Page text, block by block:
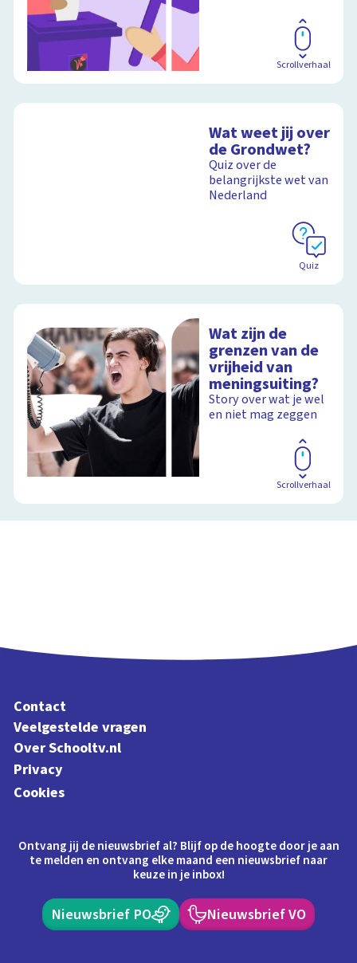
Scrollverhaal
Wat weet jij over
de Grondwet?
Quiz over de
belangrijkste wet van
Nederland
Quiz
Wat zijn de
grenzen van de
vrijheid van
meningsuiting?
Story over wat je wel
en niet mag zeggen
Scrollverhaal
Contact
Veelgestelde vragen
Over Schooltv.nl
Privacy
Cookies
Ontvang jij de nieuwsbrief al? Blijf op de hoogte door je aan
te melden en ontvang elke maand een nieuwsbrief naar
keuze in je inbox!
Nieuwsbrief PO Nieuwsbrief VO